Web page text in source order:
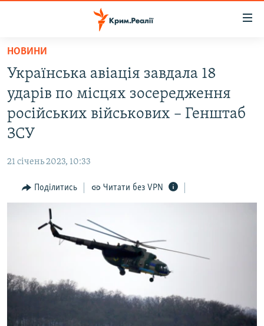
Перейти
основного
матеріалу
Перейти
до
основної
Перейти
пошуку
ВОДА.КРИМ
ВІДЕО ТА ФОТО
ПОЛІТИКА
ІНТЕРВ'Ю
ВСЕ ЗА ДЕНЬ
СПЕЦПРОЕКТИ
ВІДЕОУРОКИ «ELIFBE»
СВІДЧЕННЯ ОКУПАЦІЇ
УКРАЇНСЬКА ПРОБЛЕМА КРИМУ
ЯК ОБІЙТИ БЛОКУВАННЯ
Русский
НОВИНИ
Українська авіація завдала 18
ударів по місцях зосередження
російських військових – Генштаб
ЗСУ
21 січень 2023, 10:33
Поділитись Читати без VPN